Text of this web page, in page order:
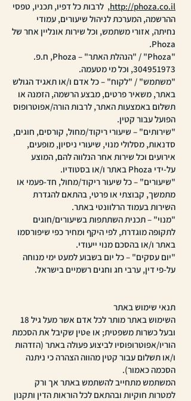
http://phoza.co.il, לרבות כל דפיו, תכניו, טפסי
ההרשמה, המערכת לניהול שיעורים, עמודי
נחיתה, אזורי משתמש, וכל שירות אונליין אחר של
Phoza.
"Phoza" / "הנהלת האתר" – Phoza, ח.פ.
304951973, וכל מי מטעמה.
"משתמש" / "לקוח" – כל אדם ו/או תאגיד הגולש
באתר, משאיר פרטים, מבצע הרשמה, הזמנה או
תשלום באמצעות האתר, לרבות הורה/אפוטרופוס
הפועל עבור קטין.
"שירותים" – שיעורי ריקוד/מחול, קורסים, חוגים,
סדנאות, מסלולי מנוי, שיעורי ניסיון, מופעים,
אירועים וכל שירות אחר הנלווה להם, המוצע
על-ידי Phoza באתר ו/או בסטודיו.
"שיעורים" – כל שיעור ריקוד/מחול, חד-פעמי או
מתמשך, קבוצתי או פרטי, בהתאם להגדרת
השירות בעמוד הרלוונטי באתר.
"מנוי" – תכנית השתתפות בשיעורים/חוגים
לתקופה מוגדרת, לפי היקף ומחיר כפי שיפורסמו
באתר ו/או בהסכם מנוי ייעודי.
"יום עסקים" – כל יום בשבוע למעט ימי מנוחה
על-פי דין, ערבי חג וחגים רשמיים בישראל.
תנאי שימוש באתר
השימוש באתר מותר לכל אדם אשר מעל גיל 18
ובעל כשרות משפטית; או eטין שקיבל את הסכמת
הוריו/אפוטרופוסיו לביצוע פעולה באתר (הזדהות
ו/או תשלום עבור קטין מהווה הצהרה כי ניתנה
הסכמה כאמור).
המשתמש מתחייב להשתמש באתר אך ורק
למטרות חוקיות ובהתאם לכל הוראות הדין ותקנון